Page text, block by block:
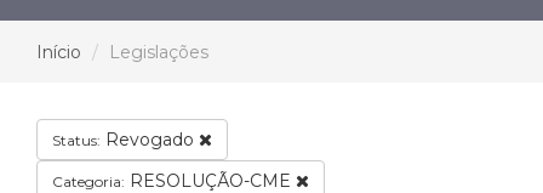
Início Legislações
Status: Revogado
Categoria: RESOLUÇÃO-CME